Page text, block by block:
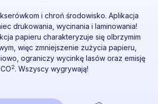
i chroń środowisko. Aplikacja
drukowania, wycinania i laminowania!
papieru charakteryzuje się olbrzymim
więc zmniejszenie zużycia papieru,
ograniczy wycinkę lasów oraz emisję
CO2. Wszyscy wygrywają!